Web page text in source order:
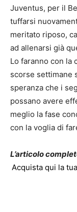
Juventus, per il
tuffarsi
meritato riposo,
ad allenarsi già
Lo faranno con la
scorse settimane
speranza che i
possano avere
meglio la fase
con la voglia di
L’articolo
Acquista qui la